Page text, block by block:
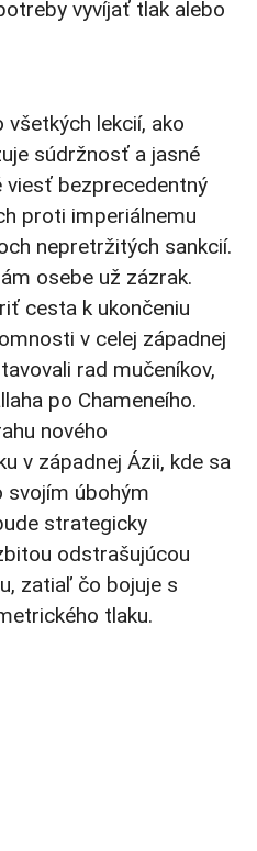
vyvíjať tlak alebo
všetkých lekcií, ako
súdržnosť a jasné
viesť bezprecedentný
proti imperiálnemu
nepretržitých sankcií.
osebe už zázrak.
cesta k ukončeniu
v celej západnej
rad mučeníkov,
po Chameneího.
nového
v západnej Ázii, kde sa
svojím úbohým
strategicky
odstrašujúcou
zatiaľ čo bojuje s
tlaku.